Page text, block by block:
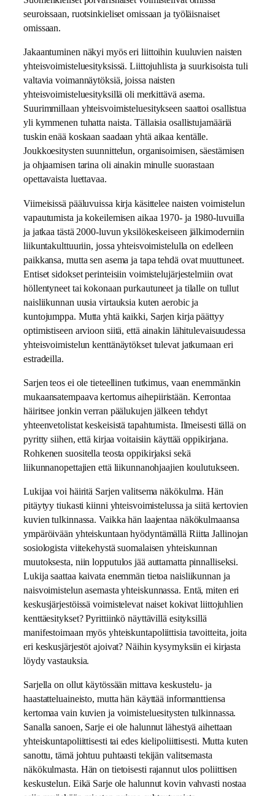
seuroissaan, ruotsinkieliset omissaan ja työläisnaiset
omissaan.
Jakaantuminen näkyi myös eri liittoihin kuuluvien naisten
yhteisvoimisteluesityksissä. Liittojuhlista ja suurkisoista tuli
valtavia voimannäytöksiä, joissa naisten
yhteisvoimisteluesityksillä oli merkittävä asema.
Suurimmillaan yhteisvoimisteluesitykseen saattoi osallistua
yli kymmenen tuhatta naista. Tällaisia osallistujamääriä
tuskin enää koskaan saadaan yhtä aikaa kentälle.
Joukkoesitysten suunnittelun, organisoimisen, säestämisen
ja ohjaamisen tarina oli ainakin minulle suorastaan
opettavaista luettavaa.
Viimeisissä pääluvuissa kirja käsittelee naisten voimistelun
vapautumista ja kokeilemisen aikaa 1970- ja 1980-luvuilla
ja jatkaa tästä 2000-luvun yksilökeskeiseen jälkimoderniin
liikuntakulttuuriin, jossa yhteisvoimistelulla on edelleen
paikkansa, mutta sen asema ja tapa tehdä ovat muuttuneet.
Entiset sidokset perinteisiin voimistelujärjestelmiin ovat
höllentyneet tai kokonaan purkautuneet ja tilalle on tullut
naisliikunnan uusia virtauksia kuten aerobic ja
kuntojumppa. Mutta yhtä kaikki, Sarjen kirja päättyy
optimistiseen arvioon siitä, että ainakin lähitulevaisuudessa
yhteisvoimistelun kenttänäytökset tulevat jatkumaan eri
estradeilla.
Sarjen teos ei ole tieteellinen tutkimus, vaan enemmänkin
mukaansatempaava kertomus aihepiiristään. Kerrontaa
häiritsee jonkin verran päälukujen jälkeen tehdyt
yhteenvetolistat keskeisistä tapahtumista. Ilmeisesti tällä on
pyritty siihen, että kirjaa voitaisiin käyttää oppikirjana.
Rohkenen suositella teosta oppikirjaksi sekä
liikunnanopettajien että liikunnanohjaajien koulutukseen.
Lukijaa voi häiritä Sarjen valitsema näkökulma. Hän
pitäytyy tiukasti kiinni yhteisvoimistelussa ja siitä kertovien
kuvien tulkinnassa. Vaikka hän laajentaa näkökulmaansa
ympäröivään yhteiskuntaan hyödyntämällä Riitta Jallinojan
sosiologista viitekehystä suomalaisen yhteiskunnan
muutoksesta, niin lopputulos jää auttamatta pinnalliseksi.
Lukija saattaa kaivata enemmän tietoa naisliikunnan ja
naisvoimistelun asemasta yhteiskunnassa. Entä, miten eri
keskusjärjestöissä voimistelevat naiset kokivat liittojuhlien
kenttäesitykset? Pyrittiinkö näyttävillä esityksillä
manifestoimaan myös yhteiskuntapoliittisia tavoitteita, joita
eri keskusjärjestöt ajoivat? Näihin kysymyksiin ei kirjasta
löydy vastauksia.
Sarjella on ollut käytössään mittava keskustelu- ja
haastatteluaineisto, mutta hän käyttää informanttiensa
kertomaa vain kuvien ja voimisteluesitysten tulkinnassa.
Sanalla sanoen, Sarje ei ole halunnut lähestyä aihettaan
yhteiskuntapoliittisesti tai edes kielipoliittisesti. Mutta kuten
sanottu, tämä johtuu puhtaasti tekijän valitsemasta
näkökulmasta. Hän on tietoisesti rajannut ulos poliittisen
keskustelun. Eikä Sarje ole halunnut kovin vahvasti nostaa